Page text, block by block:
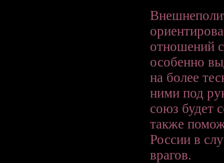
отношений
особенно
на более
ними под
союз будет
также
России в
врагов.